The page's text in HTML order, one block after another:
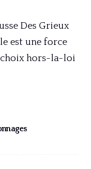
Des Grieux
est une force
hors-la-loi